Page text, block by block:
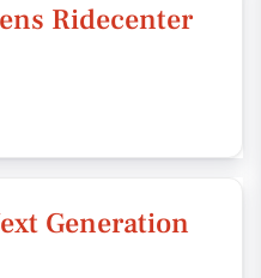
Ridecenter
Generation